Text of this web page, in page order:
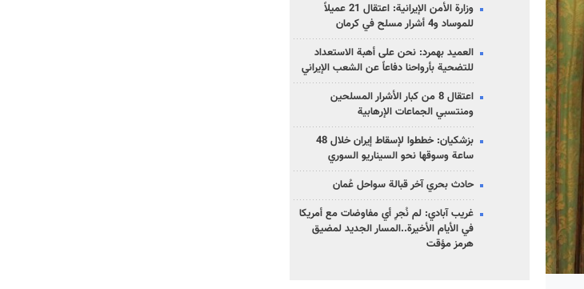
وزارة الأمن الإيرانية: اعتقال 21 عميلاً
للموساد و4 أشرار مسلح في كرمان
العميد بهمرد: نحن على أهبة الاستعداد
للتضحية بأرواحنا دفاعاً عن الشعب الإيراني
اعتقال 8 من كبار الأشرار المسلحين
ومنتسبي الجماعات الإرهابية
بزشكيان: خططوا لإسقاط إيران خلال 48
ساعة وسوقها نحو السيناريو السوري
حادث بحري آخر قبالة سواحل عُمان
غريب آبادي: لم نُجرِ أي مفاوضات مع أمريكا
في الأيام الأخيرة..المسار الجديد لمضيق
هرمز مؤقت